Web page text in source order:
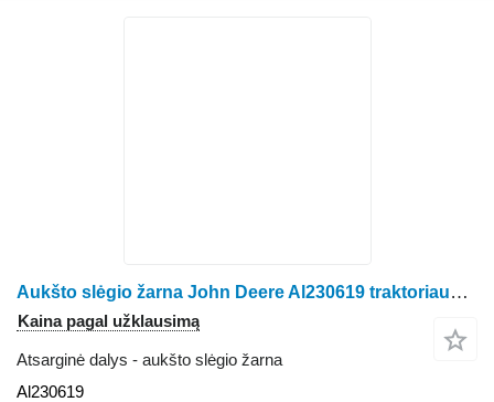
Aukšto slėgio žarna John Deere Al230619 traktoriaus John Deere 6105M, 6110M, 6115M, 6120M, 6125M, 6130M, 6135M
Kaina pagal užklausimą
Atsarginė dalys - aukšto slėgio žarna
Al230619